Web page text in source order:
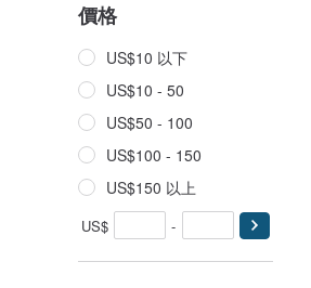
價格
US$10 以下
US$10 - 50
US$50 - 100
US$100 - 150
US$150 以上
US$ -